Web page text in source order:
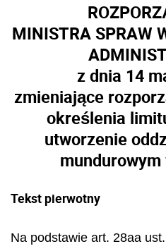
MINISTRA SPRAW
z dnia 14
zmieniające
określenia
utworzenie
Tekst pierwotny
Na podstawie art. 28aa